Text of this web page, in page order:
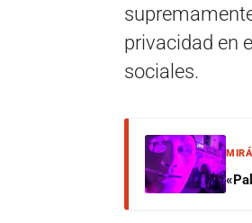
privacidad en
sociales.